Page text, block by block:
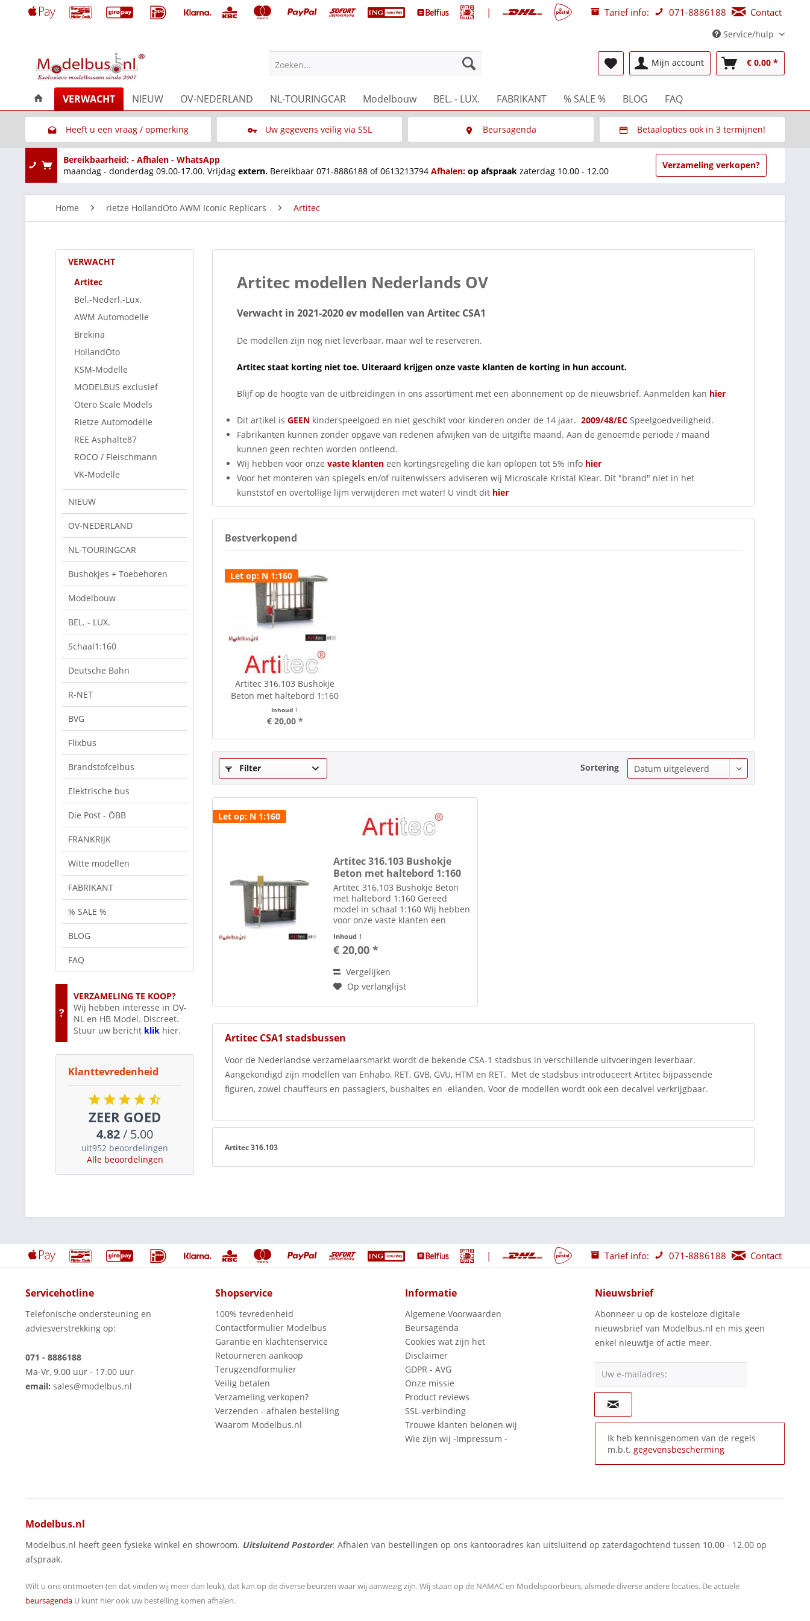
| Tarief info: 071-8886188 Contact
Service/hulp
Zoeken... Mijn account € 0,00 *
VERWACHT NIEUW OV-NEDERLAND NL-TOURINGCAR Modelbouw BEL. - LUX. FABRIKANT % SALE % BLOG FAQ
Heeft u een vraag / opmerking
Link naar het contactformulier
Uw gegevens veilig via SSL Beursagenda Betaalopties ook in 3 termijnen!
Via Multisafepay (veilig via SSL)
Bereikbaarheid: - Afhalen - WhatsApp
maandag - donderdag 09.00-17.00. Vrijdag extern. Bereikbaar 071-8886188 of 0613213794 Afhalen: op afspraak zaterdag 10.00 - 12.00
Verzameling verkopen?
Home rietze HollandOto AWM Iconic Replicars Artitec
VERWACHT
Artitec
Bel.-Nederl.-Lux.
AWM Automodelle
Brekina
HollandOto
KSM-Modelle
MODELBUS exclusief
Otero Scale Models
Rietze Automodelle
REE Asphalte87
ROCO / Fleischmann
VK-Modelle
NIEUW
OV-NEDERLAND
NL-TOURINGCAR
Bushokjes + Toebehoren
Modelbouw
BEL. - LUX.
Schaal1:160
Deutsche Bahn
R-NET
BVG
Flixbus
Brandstofcelbus
Elektrische bus
Die Post - ÖBB
FRANKRIJK
Witte modellen
FABRIKANT
% SALE %
BLOG
FAQ
VERZAMELING TE KOOP?
Wij hebben interesse in OV-
NL en HB Model. Discreet.
Stuur uw bericht klik hier.
Klanttevredenheid
ZEER GOED
4.82/ 5.00
uit952 beoordelingen
Alle beoordelingen
Artitec modellen Nederlands OV
Verwacht in 2021-2020 ev modellen van Artitec CSA1
De modellen zijn nog niet leverbaar, maar wel te reserveren.
Artitec staat korting niet toe. Uiteraard krijgen onze vaste klanten de korting in hun account.
Blijf op de hoogte van de uitbreidingen in ons assortiment met een abonnement op de nieuwsbrief. Aanmelden kan hier
Dit artikel is GEEN kinderspeelgoed en niet geschikt voor kinderen onder de 14 jaar. 2009/48/EC Speelgoedveiligheid.
Fabrikanten kunnen zonder opgave van redenen afwijken van de uitgifte maand. Aan de genoemde periode / maand
kunnen geen rechten worden ontleend.
Wij hebben voor onze vaste klanten een kortingsregeling die kan oplopen tot 5% info hier
Voor het monteren van spiegels en/of ruitenwissers adviseren wij Microscale Kristal Klear. Dit "brand" niet in het
kunststof en overtollige lijm verwijderen met water! U vindt dit hier
Bestverkopend
Let op: N 1:160
Artitec 316.103 Bushokje
Beton met haltebord 1:160
Inhoud 1
€ 20,00 *
Filter Sortering
Let op: N 1:160
Artitec 316.103 Bushokje
Beton met haltebord 1:160
Artitec 316.103 Bushokje Beton
met haltebord 1:160 Gereed
model in schaal 1:160 Wij hebben
voor onze vaste klanten een
tot 5% info hier Deze modelbus is
geen kinderspeelgoed en niet
Inhoud 1
€ 20,00 *
Vergelijken
Op verlanglijst
Artitec CSA1 stadsbussen
Voor de Nederlandse verzamelaarsmarkt wordt de bekende CSA-1 stadsbus in verschillende uitvoeringen leverbaar.
Aangekondigd zijn modellen van Enhabo, RET, GVB, GVU, HTM en RET. Met de stadsbus introduceert Artitec bijpassende
figuren, zowel chauffeurs en passagiers, bushaltes en -eilanden. Voor de modellen wordt ook een decalvel verkrijgbaar.
Artitec 316.103
| Tarief info: 071-8886188 Contact
Servicehotline
Telefonische ondersteuning en
adviesverstrekking op:
071 - 8886188
Ma-Vr, 9.00 uur - 17.00 uur
email: sales@modelbus.nl
Shopservice
100% tevredenheid
Contactformulier Modelbus
Garantie en klachtenservice
Retourneren aankoop
Terugzendformulier
Veilig betalen
Verzameling verkopen?
Verzenden - afhalen bestelling
Waarom Modelbus.nl
Informatie
Algemene Voorwaarden
Beursagenda
Cookies wat zijn het
Disclaimer
GDPR - AVG
Onze missie
Product reviews
SSL-verbinding
Trouwe klanten belonen wij
Wie zijn wij -Impressum -
Nieuwsbrief
Abonneer u op de kosteloze digitale
nieuwsbrief van Modelbus.nl en mis geen
enkel nieuwtje of actie meer.
Uw e-mailadres:
Ik heb kennisgenomen van de regels
m.b.t. gegevensbescherming
Modelbus.nl
Modelbus.nl heeft geen fysieke winkel en showroom. Uitsluitend Postorder. Afhalen van bestellingen op ons kantooradres kan uitsluitend op zaterdagochtend tussen 10.00 - 12.00 op
afspraak.
Wilt u ons ontmoeten (en dat vinden wij meer dan leuk), dat kan op de diverse beurzen waar wij aanwezig zijn.Wij staan op de NAMAC en Modelspoorbeurs, alsmede diverse andere locaties. De actuele
beursagenda U kunt hier ook uw bestelling komen afhalen.